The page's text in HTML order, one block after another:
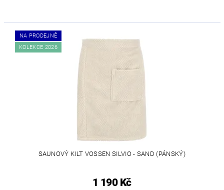
NA PRODEJNĚ
KOLEKCE 2026
SAUNOVÝ KILT VOSSEN SILVIO - SAND (PÁNSKÝ)
1 190 Kč